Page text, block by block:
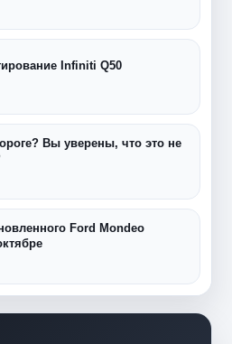
Infiniti Q50
Вы уверены, что это не
Ford Mondeo